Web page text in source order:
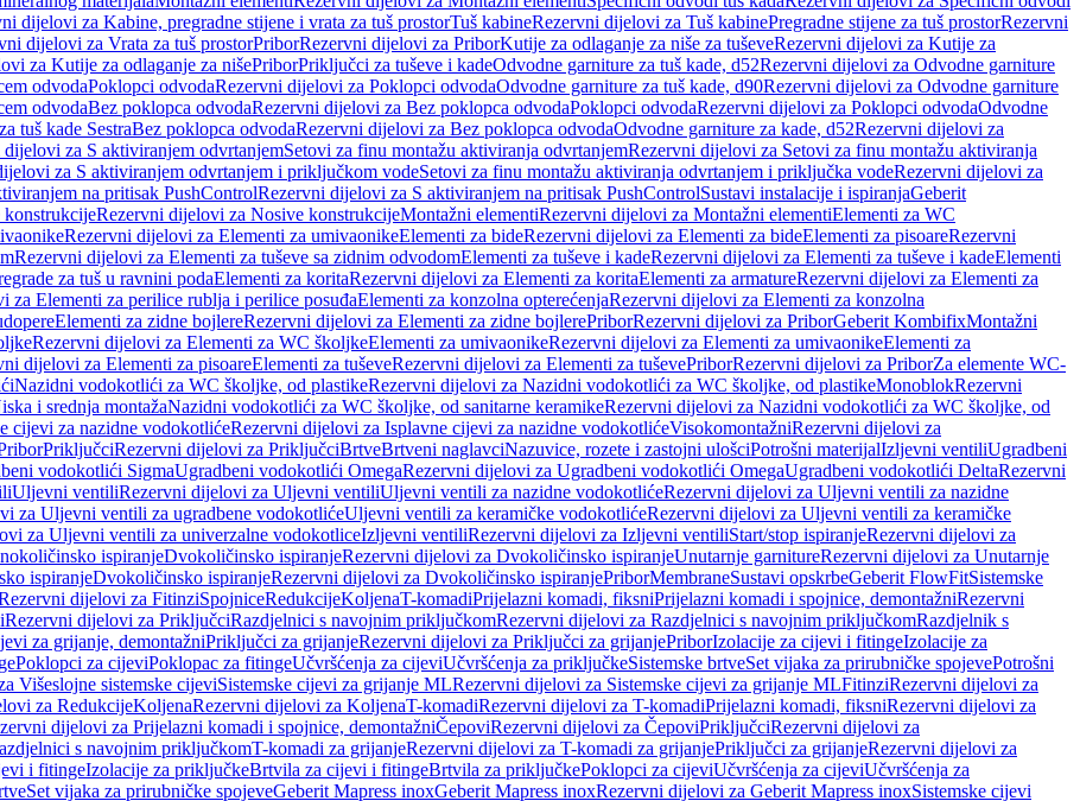
dijelovi za Kabine, pregradne stijene i vrata za tuš prostorTuš kabineRezervni dijelovi za Tuš kabinePregradne stijene za tuš prostorRezervni
dijelovi za Vrata za tuš prostorPriborRezervni dijelovi za PriborKutije za odlaganje za niše za tuševeRezervni dijelovi za Kutije za
za Kutije za odlaganje za nišePriborPriključci za tuševe i kadeOdvodne garniture za tuš kade, d52Rezervni dijelovi za Odvodne garniture
odvodaPoklopci odvodaRezervni dijelovi za Poklopci odvodaOdvodne garniture za tuš kade, d90Rezervni dijelovi za Odvodne garniture
odvodaBez poklopca odvodaRezervni dijelovi za Bez poklopca odvodaPoklopci odvodaRezervni dijelovi za Poklopci odvodaOdvodne
tuš kade SestraBez poklopca odvodaRezervni dijelovi za Bez poklopca odvodaOdvodne garniture za kade, d52Rezervni dijelovi za
dijelovi za S aktiviranjem odvrtanjemSetovi za finu montažu aktiviranja odvrtanjemRezervni dijelovi za Setovi za finu montažu aktiviranja
za S aktiviranjem odvrtanjem i priključkom vodeSetovi za finu montažu aktiviranja odvrtanjem i priključka vodeRezervni dijelovi za
na pritisak PushControlRezervni dijelovi za S aktiviranjem na pritisak PushControlSustavi instalacije i ispiranjaGeberit
konstrukcijeRezervni dijelovi za Nosive konstrukcijeMontažni elementiRezervni dijelovi za Montažni elementiElementi za WC
Rezervni dijelovi za Elementi za umivaonikeElementi za bideRezervni dijelovi za Elementi za bideElementi za pisoareRezervni
Rezervni dijelovi za Elementi za tuševe sa zidnim odvodomElementi za tuševe i kadeRezervni dijelovi za Elementi za tuševe i kadeElementi
za tuš u ravnini podaElementi za koritaRezervni dijelovi za Elementi za koritaElementi za armatureRezervni dijelovi za Elementi za
za Elementi za perilice rublja i perilice posuđaElementi za konzolna opterećenjaRezervni dijelovi za Elementi za konzolna
Elementi za zidne bojlereRezervni dijelovi za Elementi za zidne bojlerePriborRezervni dijelovi za PriborGeberit KombifixMontažni
Rezervni dijelovi za Elementi za WC školjkeElementi za umivaonikeRezervni dijelovi za Elementi za umivaonikeElementi za
dijelovi za Elementi za pisoareElementi za tuševeRezervni dijelovi za Elementi za tuševePriborRezervni dijelovi za PriborZa elemente WC-
Nazidni vodokotlići za WC školjke, od plastikeRezervni dijelovi za Nazidni vodokotlići za WC školjke, od plastikeMonoblokRezervni
i srednja montažaNazidni vodokotlići za WC školjke, od sanitarne keramikeRezervni dijelovi za Nazidni vodokotlići za WC školjke, od
cijevi za nazidne vodokotlićeRezervni dijelovi za Isplavne cijevi za nazidne vodokotlićeVisokomontažniRezervni dijelovi za
PriključciRezervni dijelovi za PriključciBrtveBrtveni naglavciNazuvice, rozete i zastojni ulošciPotrošni materijalIzljevni ventiliUgradbeni
vodokotlići SigmaUgradbeni vodokotlići OmegaRezervni dijelovi za Ugradbeni vodokotlići OmegaUgradbeni vodokotlići DeltaRezervni
Uljevni ventiliRezervni dijelovi za Uljevni ventiliUljevni ventili za nazidne vodokotlićeRezervni dijelovi za Uljevni ventili za nazidne
za Uljevni ventili za ugradbene vodokotlićeUljevni ventili za keramičke vodokotlićeRezervni dijelovi za Uljevni ventili za keramičke
za Uljevni ventili za univerzalne vodokotliceIzljevni ventiliRezervni dijelovi za Izljevni ventiliStart/stop ispiranjeRezervni dijelovi za
ispiranjeDvokoličinsko ispiranjeRezervni dijelovi za Dvokoličinsko ispiranjeUnutarnje garnitureRezervni dijelovi za Unutarnje
ispiranjeDvokoličinsko ispiranjeRezervni dijelovi za Dvokoličinsko ispiranjePriborMembraneSustavi opskrbeGeberit FlowFitSistemske
dijelovi za FitinziSpojniceRedukcijeKoljenaT-komadiPrijelazni komadi, fiksniPrijelazni komadi i spojnice, demontažniRezervni
Rezervni dijelovi za PriključciRazdjelnici s navojnim priključkomRezervni dijelovi za Razdjelnici s navojnim priključkomRazdjelnik s
za grijanje, demontažniPriključci za grijanjeRezervni dijelovi za Priključci za grijanjePriborIzolacije za cijevi i fitingeIzolacije za
Poklopci za cijeviPoklopac za fitingeUčvršćenja za cijeviUčvršćenja za priključkeSistemske brtveSet vijaka za prirubničke spojevePotrošni
Višeslojne sistemske cijeviSistemske cijevi za grijanje MLRezervni dijelovi za Sistemske cijevi za grijanje MLFitinziRezervni dijelovi za
za RedukcijeKoljenaRezervni dijelovi za KoljenaT-komadiRezervni dijelovi za T-komadiPrijelazni komadi, fiksniRezervni dijelovi za
dijelovi za Prijelazni komadi i spojnice, demontažniČepoviRezervni dijelovi za ČepoviPriključciRezervni dijelovi za
s navojnim priključkomT-komadi za grijanjeRezervni dijelovi za T-komadi za grijanjePriključci za grijanjeRezervni dijelovi za
i fitingeIzolacije za priključkeBrtvila za cijevi i fitingeBrtvila za priključkePoklopci za cijeviUčvršćenja za cijeviUčvršćenja za
Set vijaka za prirubničke spojeveGeberit Mapress inoxGeberit Mapress inoxRezervni dijelovi za Geberit Mapress inoxSistemske cijevi